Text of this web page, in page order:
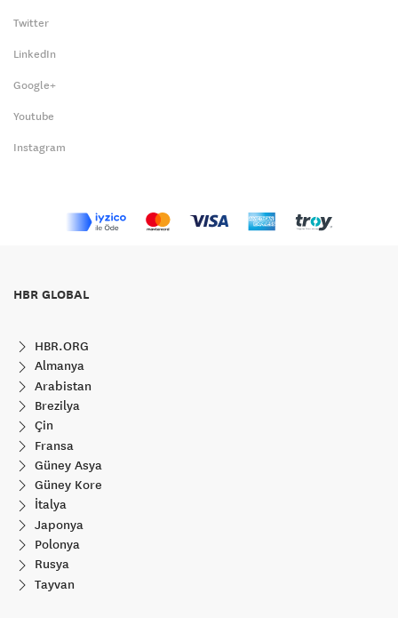
Twitter
LinkedIn
Google+
Youtube
Instagram
HBR GLOBAL
HBR.ORG
Almanya
Arabistan
Brezilya
Çin
Fransa
Güney Asya
Güney Kore
İtalya
Japonya
Polonya
Rusya
Tayvan